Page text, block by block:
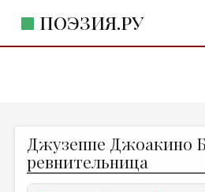
ПОЭЗИЯ.РУ
ЖАНРЫ
АВТОРЫ
Джузеппе Джоакино
ревнительница